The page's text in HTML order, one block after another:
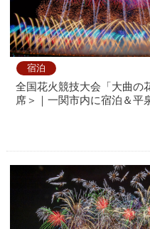
宿泊
全国花火競技大会「大曲の
席＞｜一関市内に宿泊＆平